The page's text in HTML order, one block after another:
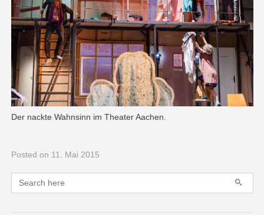
Der nackte Wahnsinn im Theater Aachen.
Posted on 11. Mai 2015
Primary
Search for: